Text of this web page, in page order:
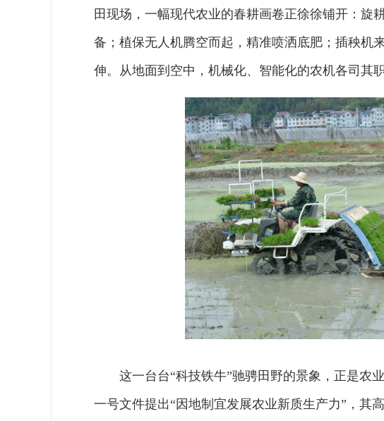
田现场，一幅现代农业的春耕画卷正徐徐铺开：旋
备；植保无人机腾空而起，精准喷洒底肥；插秧机
伸。从地面到空中，机械化、智能化的农机各司其
这一台台“科技铁牛”驰骋田野的景象，正是农
一号文件提出“因地制宜发展农业新质生产力”，其